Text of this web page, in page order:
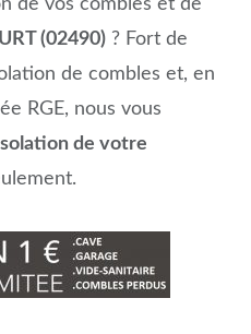
de vos combles et de
(02490)? Fort de
de combles et, en
RGE, nous vous
de votre